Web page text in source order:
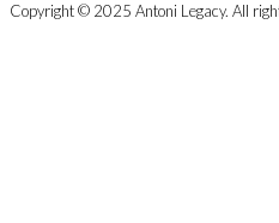
Copyright © 2025 Antoni Legacy. All